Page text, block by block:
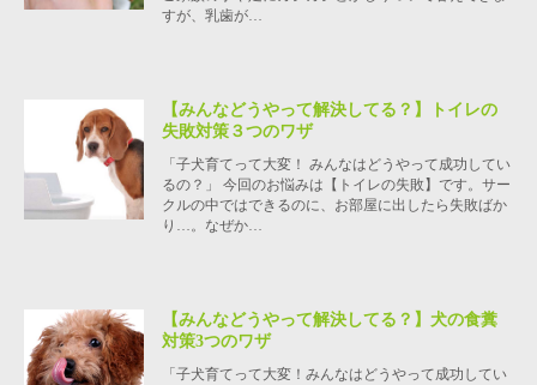
すが、乳歯が…
【みんなどうやって解決してる？】トイレの
失敗対策３つのワザ
「子犬育てって大変！ みんなはどうやって成功してい
るの？」 今回のお悩みは【トイレの失敗】です。サー
クルの中ではできるのに、お部屋に出したら失敗ばか
り…。なぜか…
【みんなどうやって解決してる？】犬の食糞
対策3つのワザ
「子犬育てって大変！みんなはどうやって成功してい